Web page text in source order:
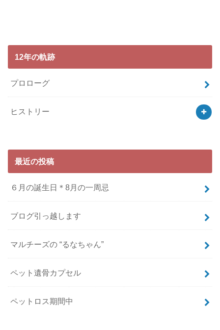
12年の軌跡
プロローグ
ヒストリー
最近の投稿
６月の誕生日＊8月の一周忌
ブログ引っ越します
マルチーズの “るなちゃん”
ペット遺骨カプセル
ペットロス期間中